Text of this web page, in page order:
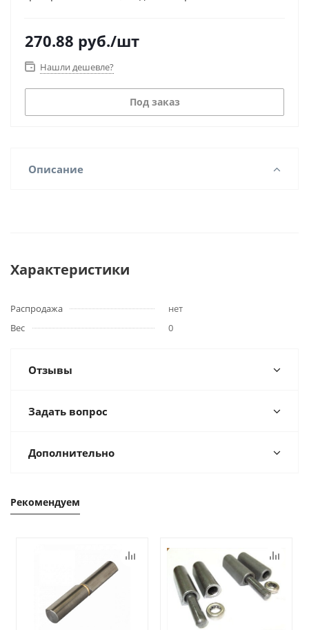
270.88 руб./шт
Нашли дешевле?
Под заказ
Описание
Характеристики
Распродажа
нет
Вес
0
Отзывы
Задать вопрос
Дополнительно
Рекомендуем